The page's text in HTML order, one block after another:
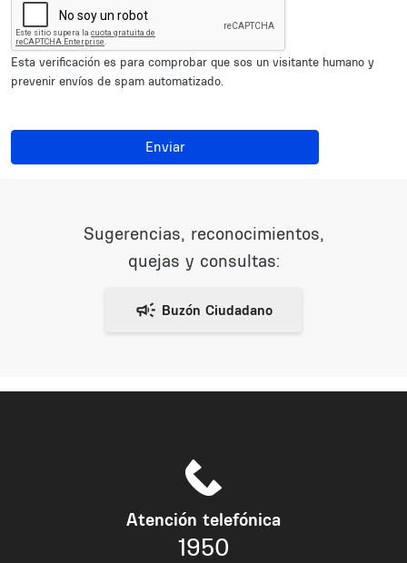
Esta verificación es para comprobar que sos un visitante humano y
prevenir envíos de spam automatizado.
Enviar
Sugerencias, reconocimientos,
quejas y consultas:
Atención telefónica
1950